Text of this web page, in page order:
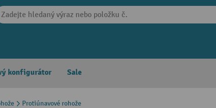
konfigurátor Sale
Protiúnavové rohože